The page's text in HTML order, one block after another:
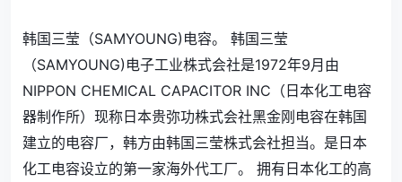
韩国三莹（SAMYOUNG)电容。 韩国三莹
（SAMYOUNG)电子工业株式会社是1972年9月由
NIPPON CHEMICAL CAPACITOR INC（日本化工电容
器制作所）现称日本贵弥功株式会社黑金刚电容在韩国
建立的电容厂，韩方由韩国三莹株式会社担当。是日本
化工电容设立的第一家海外代工厂。 拥有日本化工的高